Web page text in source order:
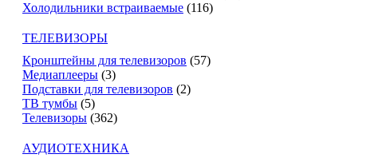
Холодильники встраиваемые (116)
ТЕЛЕВИЗОРЫ
Кронштейны для телевизоров (57)
Медиаплееры (3)
Подставки для телевизоров (2)
ТВ тумбы (5)
Телевизоры (362)
АУДИОТЕХНИКА